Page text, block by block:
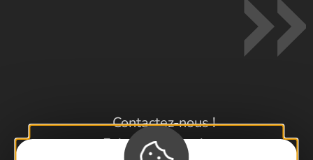
Contactez-nous !
Foire aux questions